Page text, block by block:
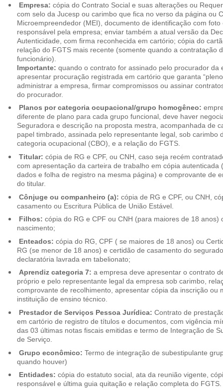
Empresa: cópia do Contrato Social e suas alterações ou
com selo da Jucesp ou carimbo que fica no verso da página ou
Microempreendedor (MEI), documento de identificação com foto
responsável pela empresa; enviar também a atual versão da
Autenticidade, com firma reconhecida em cartório; cópia do
relação do FGTS mais recente (somente quando a contratação
funcionário).
Importante: quando o contrato for assinado pelo procurador da
apresentar procuração registrada em cartório que garanta
administrar a empresa, firmar compromissos ou assinar
do procurador.
Planos por categoria ocupacional/grupo homogêneo:
diferente de plano para cada grupo funcional, deve haver
Seguradora e descrição na proposta mestra, acompanhada de
papel timbrado, assinada pelo representante legal, sob carimbo
categoria ocupacional (CBO), e a relação do FGTS.
Titular: cópia de RG e CPF, ou CNH, caso seja recém
com apresentação da carteira de trabalho em cópia autenticada
dados e folha de registro na mesma página) e comprovante de
do titular.
Cônjuge ou companheiro (a): cópia de RG e CPF, ou CNH,
casamento ou Escritura Pública de União Estável.
Filhos: cópia do RG e CPF ou CNH (para maiores de 18 anos)
nascimento;
Enteados: cópia do RG, CPF ( se maiores de 18 anos) ou
RG (se menor de 18 anos) e certidão de casamento do
declaratória lavrada em tabelionato;
Aprendiz categoria 7: a empresa deve apresentar o contrato
próprio e pelo representante legal da empresa sob carimbo,
comprovante de recolhimento, apresentar cópia da inscrição ou
instituição de ensino técnico.
Prestador de Serviços Pessoa Jurídica: Contrato de
em cartório de registro de títulos e documentos, com vigência
das 03 últimas notas fiscais emitidas e termo de Integração de
de Serviço.
Grupo econômico: Termo de integração de subestipulante
quando houver)
Entidades: cópia do estatuto social, ata da reunião vigente,
responsável e última guia quitação e relação completa do FGTS.